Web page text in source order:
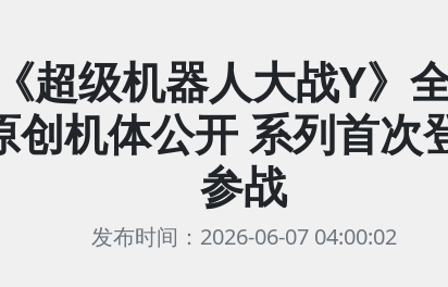
超级机器人大战Y》
创机体公开 系列首次
参战
发布时间：2026-06-07 04:00:02